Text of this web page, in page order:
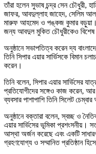
তাঁরা হলেন সুভাষ চন্দ্র সেন চৌধুরী,
জাফর, আবদুল্লাহ জাহেদ, সেলিম আল
মারুফ আহমেদ ও পঙ্কজ কুমার বড়ুয়া।
জন্য আবদুল মুকিত চৌধুরীকেও বিশেষ
অনুষ্ঠানে সভাপতিত্ব করেন দ্য
তিনি সিপার এয়ার সার্ভিসকে বিমান
করেন।
তিনি বলেন, সিপার এয়ার সার্ভিসের
প্রতিযোগীদের সঙ্গেও কাজ করেন,
ব্যবসার পাশাপাশি তিনি সিলেট
অনুষ্ঠানে বক্তারা বলেন, স্বচ্ছ ও
এয়ার সার্ভিসের ভূমিকা প্রশংসনীয়।
আস্থা অর্জন করেছে এবং একটি
গ্রহণযোগ্য ও সম্মানিত প্রতিষ্ঠান